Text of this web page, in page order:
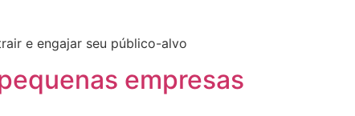
e engajar seu público-alvo
empresas